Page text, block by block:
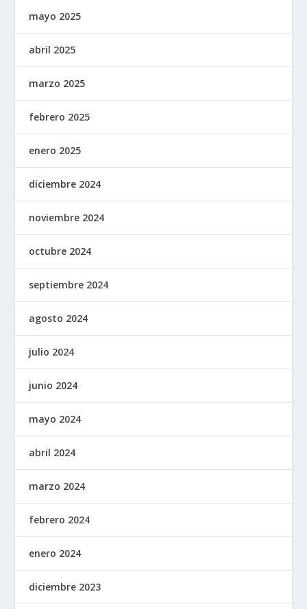
mayo 2025
abril 2025
marzo 2025
febrero 2025
enero 2025
diciembre 2024
noviembre 2024
octubre 2024
septiembre 2024
agosto 2024
julio 2024
junio 2024
mayo 2024
abril 2024
marzo 2024
febrero 2024
enero 2024
diciembre 2023